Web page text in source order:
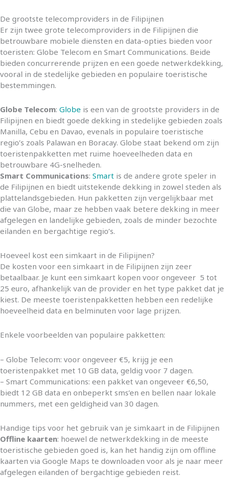
De grootste telecomproviders in de Filipijnen
Er zijn twee grote telecomproviders in de Filipijnen die
betrouwbare mobiele diensten en data-opties bieden voor
toeristen: Globe Telecom en Smart Communications. Beide
bieden concurrerende prijzen en een goede netwerkdekking,
vooral in de stedelijke gebieden en populaire toeristische
bestemmingen.
Globe Telecom: Globe is een van de grootste providers in de
Filipijnen en biedt goede dekking in stedelijke gebieden zoals
Manilla, Cebu en Davao, evenals in populaire toeristische
regio’s zoals Palawan en Boracay. Globe staat bekend om zijn
toeristenpakketten met ruime hoeveelheden data en
betrouwbare 4G-snelheden.
Smart Communications: Smart is de andere grote speler in
de Filipijnen en biedt uitstekende dekking in zowel steden als
plattelandsgebieden. Hun pakketten zijn vergelijkbaar met
die van Globe, maar ze hebben vaak betere dekking in meer
afgelegen en landelijke gebieden, zoals de minder bezochte
eilanden en bergachtige regio’s.
Hoeveel kost een simkaart in de Filipijnen?
De kosten voor een simkaart in de Filipijnen zijn zeer
betaalbaar. Je kunt een simkaart kopen voor ongeveer 5 tot
25 euro, afhankelijk van de provider en het type pakket dat je
kiest. De meeste toeristenpakketten hebben een redelijke
hoeveelheid data en belminuten voor lage prijzen.
Enkele voorbeelden van populaire pakketten:
– Globe Telecom: voor ongeveer €5, krijg je een
toeristenpakket met 10 GB data, geldig voor 7 dagen.
– Smart Communications: een pakket van ongeveer €6,50,
biedt 12 GB data en onbeperkt sms’en en bellen naar lokale
nummers, met een geldigheid van 30 dagen.
Handige tips voor het gebruik van je simkaart in de Filipijnen
Offline kaarten: hoewel de netwerkdekking in de meeste
toeristische gebieden goed is, kan het handig zijn om offline
kaarten via Google Maps te downloaden voor als je naar meer
afgelegen eilanden of bergachtige gebieden reist.